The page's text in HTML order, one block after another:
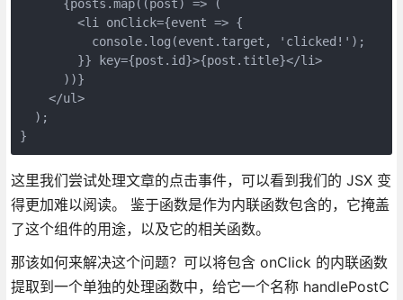
      {posts.map((post) => (
        <li onClick={event => {
          console.log(event.target, 'clicked!');
        }} key={post.id}>{post.title}</li>
      ))}
    </ul>
  );
}
这里我们尝试处理文章的点击事件，可以看到我们的 JSX 变
得更加难以阅读。 鉴于函数是作为内联函数包含的，它掩盖
了这个组件的用途，以及它的相关函数。
那该如何来解决这个问题？可以将包含 onClick 的内联函数
提取到一个单独的处理函数中，给它一个名称 handlePostC